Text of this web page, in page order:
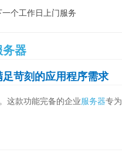
个工作日上门服务
务器
苛刻的应用程序需求
。这款功能完备的企业服务器专